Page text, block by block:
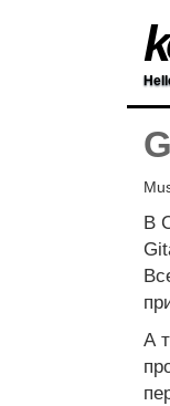
В
А